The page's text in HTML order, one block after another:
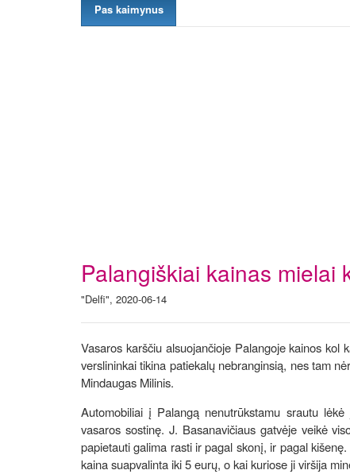
Pas kaimynus
Palangiškiai kainas mielai
"Delfi", 2020-06-14
Vasaros karščiu alsuojančioje Palangoje kainos
verslininkai tikina patiekalų nebranginsią, nes tam
Mindaugas Milinis.
Automobiliai į Palangą nenutrūkstamu srautu
vasaros sostinę. J. Basanavičiaus gatvėje veikė
papietauti galima rasti ir pagal skonį, ir pagal
kaina suapvalinta iki 5 eurų, o kai kuriose ji viršija